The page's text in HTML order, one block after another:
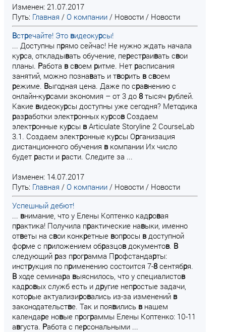
Изменен: 21.07.2017
Путь: Главная / О компании / Новости / Новости
Встречайте! Это видеокурсы!
... Доступны прямо сейчас! Не нужно ждать начала
курса, откладывать обучение, перестраивать свои
планы. Работа всвоем ритме. Нет расписания
занятий, можно познавать и творить всвоем
режиме. Выгодная цена. Даже по сравнению с
онлайн-курсами экономия – от 3 до 8тысяч рублей.
Какие видеокурсы доступны уже сегодня? Методика
разработки электронных курсовСоздаем
электронные курсы вArticulate Storyline 2 CourseLab
3.1. Создаем электронные курсы Организация
дистанционного обучения вкомпании Их число
будет расти и расти. Следите за ...
Изменен: 14.07.2017
Путь: Главная / О компании / Новости / Новости
Успешный дебют!
... внимание, что у Елены Коптенко кадровая
практика! Получила практические навыки, именно
ответы на свои конкретные вопросы вдоступной
форме с приложением образцовдокументов. В
следующий раз программа Профстандарты:
инструкция по применению состоится 7-8сентября.
В ходе семинара выяснилось, что у специалистов
кадровых служб есть и другие непростые задачи,
которые актуализировались из-за изменений в
законодательстве. Так и появились внашем
календаре новые программы Елены Коптенко: 10-11
августа. Работа с персональными ...